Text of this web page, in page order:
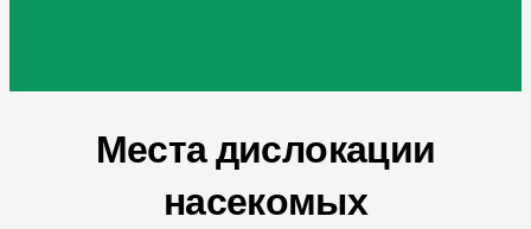
Места дислокации
насекомых